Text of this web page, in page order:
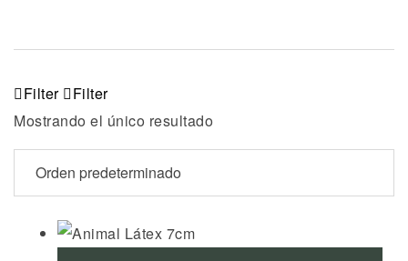
Filter
Filter
Mostrando el único resultado